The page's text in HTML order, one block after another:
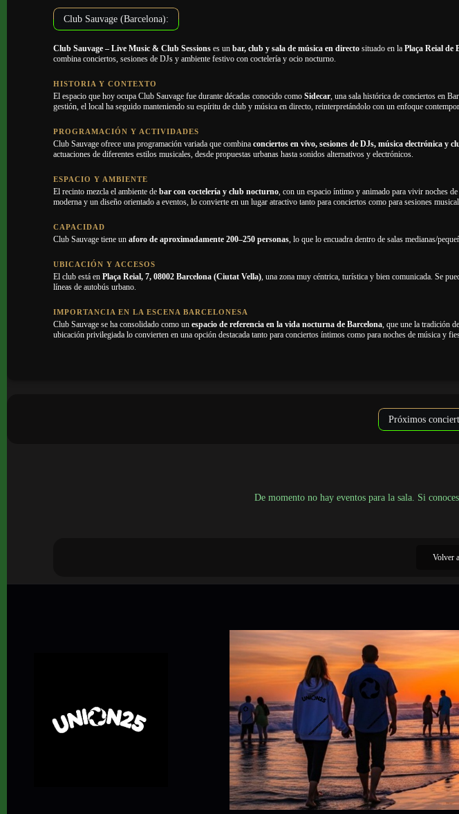
Club Sauvage (Barcelona):
Club Sauvage – Live Music & Club Sessions es unbar, club y sala de música en directo situado en laPlaça Reial de
combina conciertos, sesiones de DJs y ambiente festivo con coctelería y ocio nocturno.
HISTORIA Y CONTEXTO
El espacio que hoy ocupa Club Sauvage fue durante décadas conocido comoSidecar, una sala histórica de conciertos en
gestión, el local ha seguido manteniendo su espíritu de club y música en directo, reinterpretándolo con un enfoque
PROGRAMACIÓN Y ACTIVIDADES
Club Sauvage ofrece una programación variada que combinaconciertos en vivo, sesiones de DJs, música electrónica y
actuaciones de diferentes estilos musicales, desde propuestas urbanas hasta sonidos alternativos y electrónicos.
ESPACIO Y AMBIENTE
El recinto mezcla el ambiente debar con coctelería y club nocturno, con un espacio íntimo y animado para vivir noches
moderna y un diseño orientado a eventos, lo convierte en un lugar atractivo tanto para conciertos como para sesiones
CAPACIDAD
Club Sauvage tiene unaforo de aproximadamente 200–250 personas, lo que lo encuadra dentro de salas medianas/
UBICACIÓN Y ACCESOS
El club está enPlaça Reial, 7, 08002 Barcelona (Ciutat Vella), una zona muy céntrica, turística y bien comunicada. Se
líneas de autobús urbano.
IMPORTANCIA EN LA ESCENA BARCELONESA
Club Sauvage se ha consolidado como unespacio de referencia en la vida nocturna de Barcelona, que une la tradición
ubicación privilegiada lo convierten en una opción destacada tanto para conciertos íntimos como para noches de música y
Próximos
De momento no hay eventos para la sala. Si
Volver